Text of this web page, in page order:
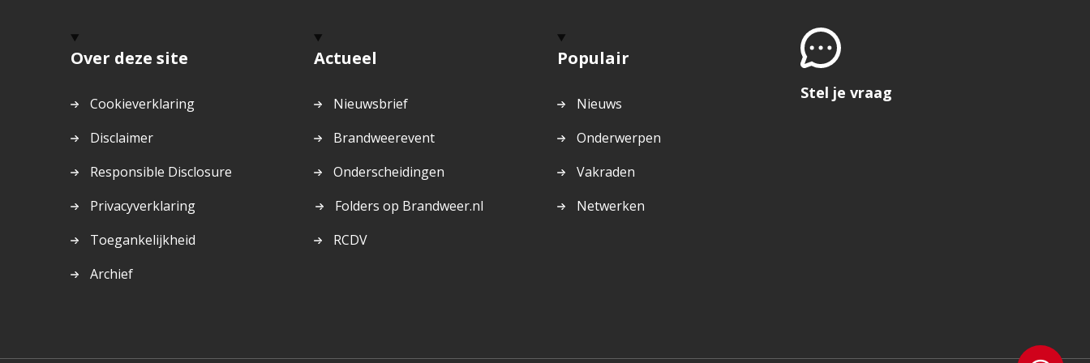
Over deze site
Cookieverklaring
Disclaimer
Responsible Disclosure
Privacyverklaring
Toegankelijkheid
Archief
Actueel
Nieuwsbrief
Brandweerevent
Onderscheidingen
Dit
een
Folders op Brandweer.nl
RCDV
Populair
Nieuws
Onderwerpen
Vakraden
Netwerken
Stel je vraag